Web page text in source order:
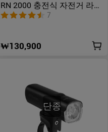
RN 2000 충전식 자전거 라이
트
7
₩130,900
단종